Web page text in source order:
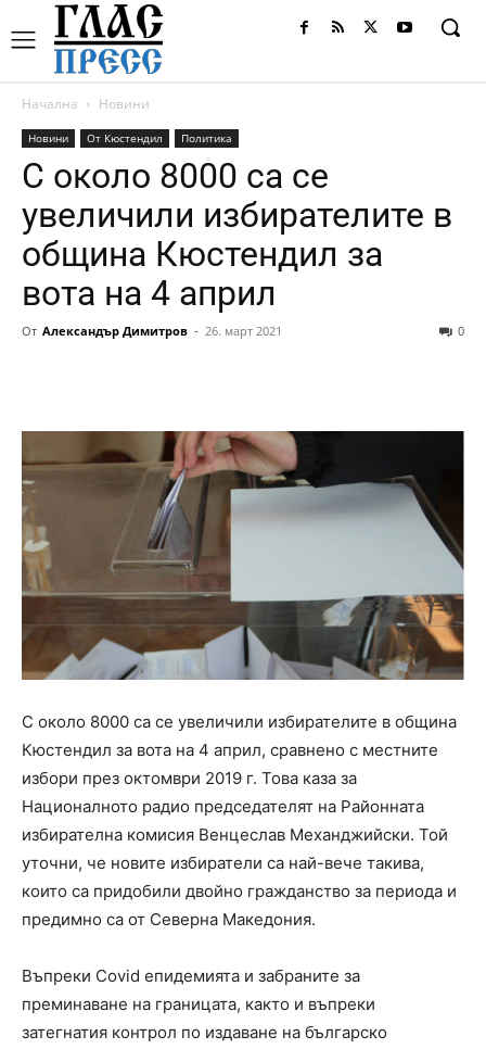
Начална Новини
Новини От Кюстендил Политика
С около 8000 са се
увеличили избирателите в
община Кюстендил за
вота на 4 април
От Александър Димитров - 26. март 2021 0
С около 8000 са се увеличили избирателите в община
Кюстендил за вота на 4 април, сравнено с местните
избори през октомври 2019 г. Това каза за
Националното радио председателят на Районната
избирателна комисия Венцеслав Механджийски. Той
уточни, че новите избиратели са най-вече такива,
които са придобили двойно гражданство за периода и
предимно са от Северна Македония.
Въпреки Covid епидемията и забраните за
преминаване на границата, както и въпреки
затегнатия контрол по издаване на българско